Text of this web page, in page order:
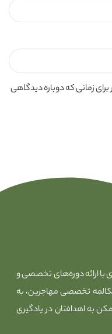
زمانی که دوباره دیدگاهی
ارائه دوره‌های تخصصی و
تخصصی مهاجرین، به
به اهدافتان در یادگیری